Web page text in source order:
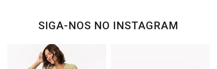
SIGA-NOS NO INSTAGRAM